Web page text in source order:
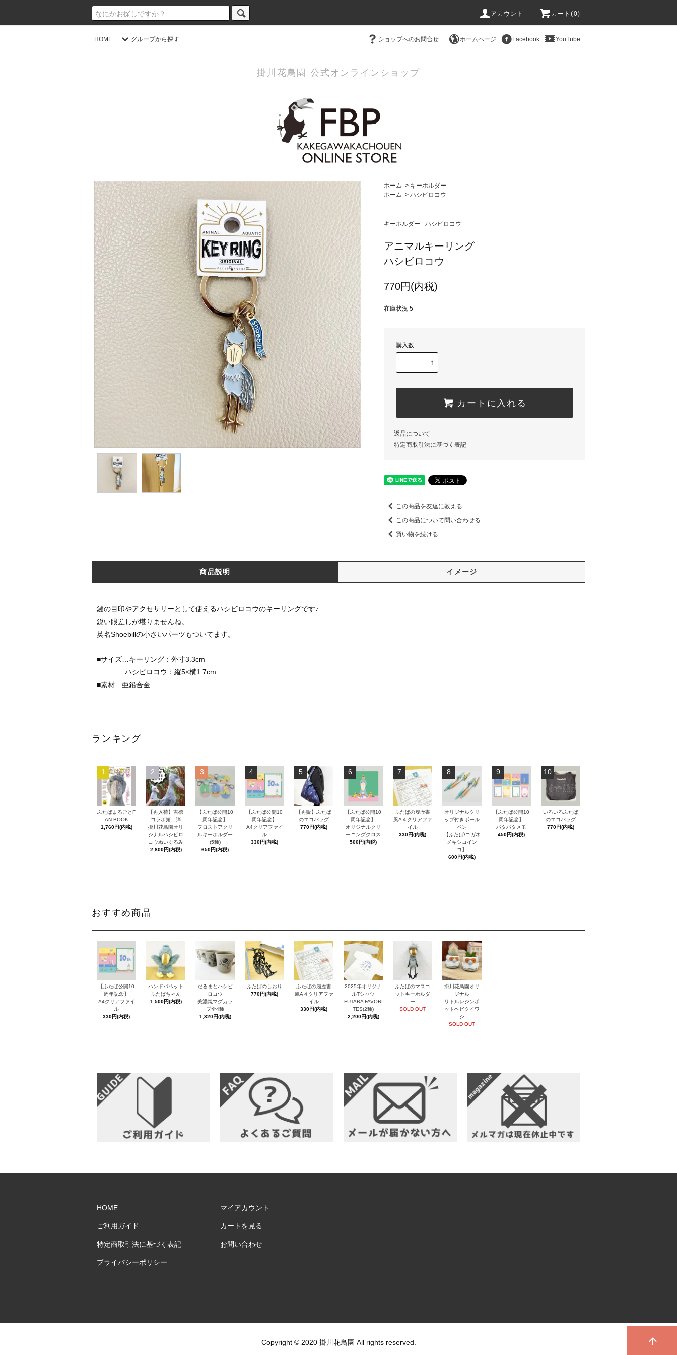
アカウント カート(0)
HOME グループから探す ショップへのお問合せ ホームページ Facebook YouTube
掛川花鳥園 公式オンラインショップ
ホーム > キーホルダー
ホーム > ハシビロコウ
キーホルダー ハシビロコウ
アニマルキーリング
ハシビロコウ
770円(内税)
在庫状況 5
購入数
カートに入れる
返品について
特定商取引法に基づく表記
この商品を友達に教える
この商品について問い合わせる
買い物を続ける
商品説明 イメージ
鍵の目印やアクセサリーとして使えるハシビロコウのキーリングです♪
鋭い眼差しが堪りませんね。
英名Shoebillの小さいパーツもついてます。
■サイズ…キーリング：外寸3.3cm
ハシビロコウ：縦5×横1.7cm
■素材…亜鉛合金
ランキング
1
ふたばまるごとF
AN BOOK
1,760円(内税)
2
【再入荷】吉徳
コラボ第二弾
掛川花鳥園オリ
ジナルハシビロ
コウぬいぐるみ
2,800円(内税)
3
【ふたば公開10
周年記念】
フロストアクリ
ルキーホルダー
(5種)
650円(内税)
4
【ふたば公開10
周年記念】
A4クリアファイ
ル
330円(内税)
5
【再販】ふたば
のエコバッグ
770円(内税)
6
【ふたば公開10
周年記念】
オリジナルクリ
ーニングクロス
500円(内税)
7
ふたばの履歴書
風A４クリアファ
イル
330円(内税)
8
オリジナルクリ
ップ付きボール
ペン
【ふたば/コガネ
メキシコイン
コ】
600円(内税)
9
【ふたば公開10
周年記念】
パタパタメモ
450円(内税)
10
いろいろふたば
のエコバッグ
770円(内税)
おすすめ商品
【ふたば公開10
周年記念】
A4クリアファイ
ル
330円(内税)
ハンドパペット
ふたばちゃん
1,500円(内税)
だるまとハシビ
ロコウ
美濃焼マグカッ
プ全4種
1,320円(内税)
ふたばのしおり
770円(内税)
ふたばの履歴書
風A４クリアファ
イル
330円(内税)
2025年オリジナ
ルTシャツ
FUTABA FAVORI
TES(2種)
2,200円(内税)
ふたばのマスコ
ットキーホルダ
ー
SOLD OUT
掛川花鳥園オリ
ジナル
リトルレジンポ
ットヘビクイワ
シ
SOLD OUT
HOME
ご利用ガイド
特定商取引法に基づく表記
プライバシーポリシー
マイアカウント
カートを見る
お問い合わせ
Copyright © 2020 掛川花鳥園 All rights reserved.